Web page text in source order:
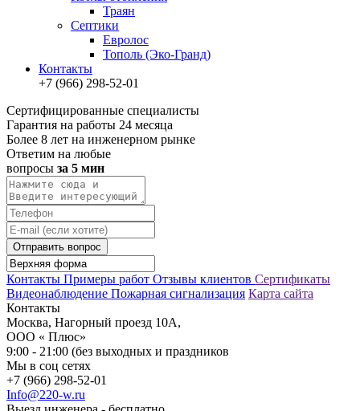
Траян
Септики
Евролос
Тополь (Эко-Гранд)
Контакты
+7 (966) 298-52-01
Сертифицированные специалисты
Гарантия на работы 24 месяца
Более 8 лет на инженерном рынке
Ответим на любые
вопросы за 5 мин
Отправить вопрос
Контакты Примеры работ Отзывы клиентов Сертификаты
Видеонаблюдение Пожарная сигнализация Карта сайта
Контакты
Москва, Нагорный проезд 10А,
ООО « Плюс»
9:00 - 21:00 (без выходных и праздников
Мы в соц сетях
+7 (966) 298-52-01
Info@220-w.ru